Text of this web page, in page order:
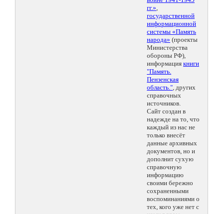
гг.»,
государственной
информационной
системы «Память
народа» (проекты
Министерства
обороны РФ),
информация книги
"Память.
Пензенская
область.", других
справочных
источников.
Сайт создан в
надежде на то, что
каждый из нас не
только внесёт
данные архивных
документов, но и
дополнит сухую
справочную
информацию
своими бережно
сохраненными
воспоминаниями о
тех, кого уже нет с